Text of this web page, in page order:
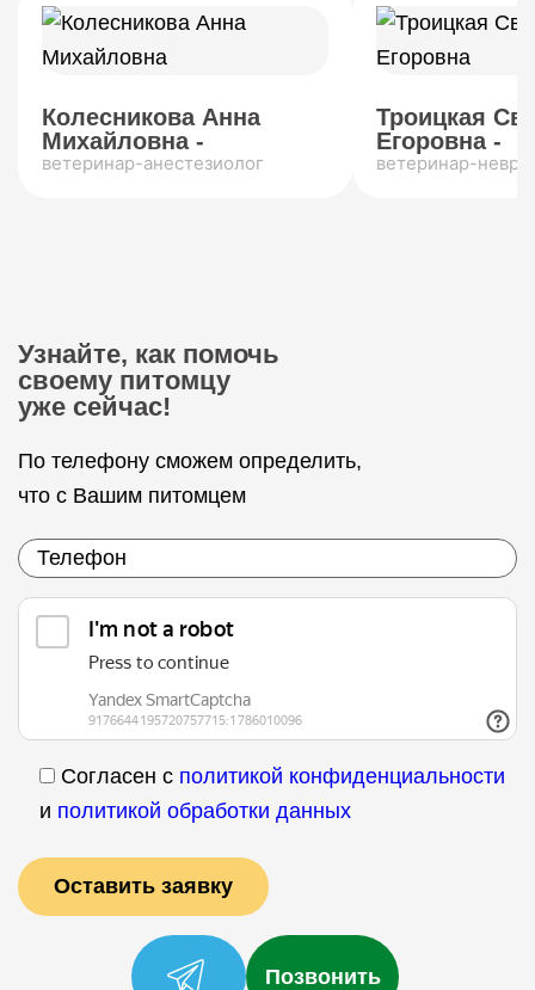
Колесникова Анна
Михайловна -
ветеринар-анестезиолог
Троицкая
Егоровна -
ветеринар-
Узнайте, как помочь
своему питомцу
уже сейчас!
По телефону сможем определить,
что с Вашим питомцем
Согласен с политикой конфиденциальности
и политикой обработки данных
Позвонить